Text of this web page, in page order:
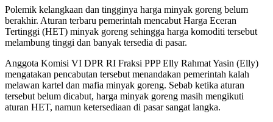
Polemik kelangkaan dan tingginya harga minyak goreng belum
berakhir. Aturan terbaru pemerintah mencabut Harga Eceran
Tertinggi (HET) minyak goreng sehingga harga komoditi tersebut
melambung tinggi dan banyak tersedia di pasar.
Anggota Komisi VI DPR RI Fraksi PPP Elly Rahmat Yasin (Elly)
mengatakan pencabutan tersebut menandakan pemerintah kalah
melawan kartel dan mafia minyak goreng. Sebab ketika aturan
tersebut belum dicabut, harga minyak goreng masih mengikuti
aturan HET, namun ketersediaan di pasar sangat langka.